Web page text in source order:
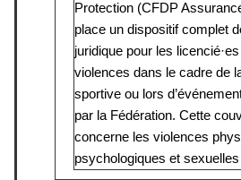
Protection (CFDP
place un dispositif complet
juridique pour les
violences dans le cadre de
sportive ou lors
par la Fédération. Cette
concerne les violences
psychologiques et